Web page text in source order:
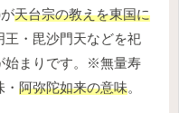
が天台宗の教えを東国に
王・毘沙門天などを祀
始まりです。※無量寿
阿弥陀如来の意味。